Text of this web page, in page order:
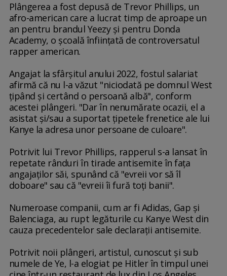
Plângerea a fost depusă de Trevor Phillips, un
afro-american care a lucrat timp de aproape un
an pentru brandul Yeezy şi pentru Donda
Academy, o şcoală înfiinţată de controversatul
rapper american.
Angajat la sfârşitul anului 2022, fostul salariat
afirmă că nu l-a văzut "niciodată pe domnul West
ţipând şi certând o persoană albă", conform
acestei plângeri. "Dar în nenumărate ocazii, el a
asistat şi/sau a suportat ţipetele frenetice ale lui
Kanye la adresa unor persoane de culoare".
Potrivit lui Trevor Phillips, rapperul s-a lansat în
repetate rânduri în tirade antisemite în faţa
angajaţilor săi, spunând că "evreii vor să îl
doboare" sau că "evreii îi fură toţi banii".
Numeroase companii, cum ar fi Adidas, Gap şi
Balenciaga, au rupt legăturile cu Kanye West din
cauza precedentelor sale declaraţii antisemite.
Potrivit noii plângeri, artistul, cunoscut şi sub
numele de Ye, l-a elogiat pe Hitler în timpul unei